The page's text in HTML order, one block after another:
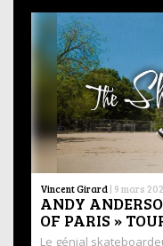
Vincent Girard | 9 mars
ANDY
OF PARIS »
Le génial